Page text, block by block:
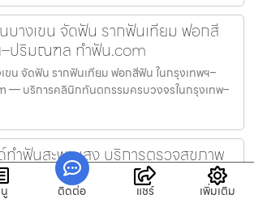
างเขน จัดฟัน รากฟันเทียม ฟอกสี
–ปริมณฑล ทำฟัน.com
น จัดฟัน รากฟันเทียม ฟอกสีฟัน ในกรุงเทพฯ–
— บริการคลินิกทันตกรรมครบวงจรในกรุงเทพ–
ทำฟันสะพานสูง บริการตรวจสุขภาพ
ติดต่อ แชร์ เพิ่มเติม